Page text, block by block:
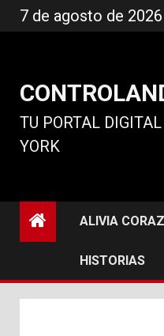
al
7 de agosto de 2026
TU PORTAL
YORK
ALIVIA
HISTORIAS